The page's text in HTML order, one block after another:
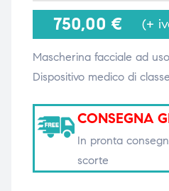
750,00 € (+
Mascherina facciale ad
Dispositivo medico di
CONSEGNA
In pronta
scorte